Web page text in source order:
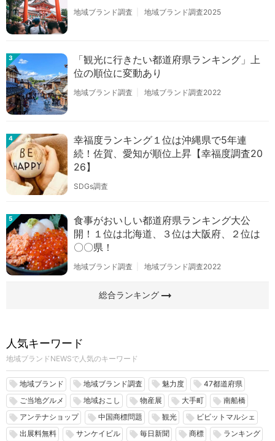
地域ブランド調査 地域ブランド調査2025
3
「観光に行きたい都道府県ランキング」上
位の順位に変動あり
地域ブランド調査 地域ブランド調査2022
4
幸福度ランキング１位は沖縄県で5年連
続！佐賀、愛知が順位上昇【幸福度調査20
26】
SDGs調査
5
食事がおいしい都道府県ランキング大公
開！１位は北海道、３位は大阪府、２位は
〇〇県！
地域ブランド調査 地域ブランド調査2022
総合ランキングarrow_right_alt
人気キーワード
地域ブランドNEWSで人気のキーワード
local_offer 地域ブランド local_offer 地域ブランド調査 local_offer 魅力度 local_offer 47都道府県
local_offer ご当地グルメ local_offer 地域おこし local_offer 物産展 local_offer 大手町 local_offer 南船橋
local_offer アンテナショップ local_offer 中国商標問題 local_offer 観光 local_offer ビビットマルシェ
local_offer 出展料無料 local_offer サンケイビル local_offer 毎日新聞 local_offer 商標 local_offer ランキング